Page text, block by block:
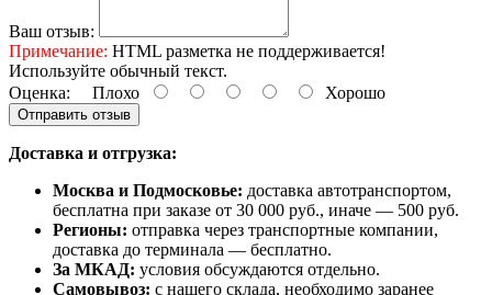
Ваш отзыв:
Примечание: HTML разметка не поддерживается!
Используйте обычный текст.
Оценка: Плохо Хорошо
Отправить отзыв
Доставка и отгрузка:
Москва и Подмосковье: доставка автотранспортом,
бесплатна при заказе от 30 000 руб., иначе — 500 руб.
Регионы: отправка через транспортные компании,
доставка до терминала — бесплатно.
За МКАД: условия обсуждаются отдельно.
Самовывоз: с нашего склада, необходимо заранее